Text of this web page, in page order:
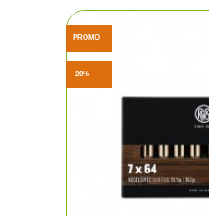
PROMO
-20%